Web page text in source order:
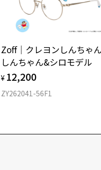
Zoff｜クレヨンしんち
しんちゃん&シロモデル
¥ 12,200
ZY262041-56F1